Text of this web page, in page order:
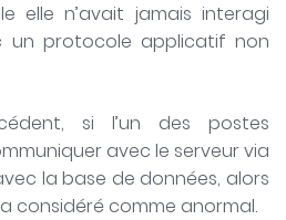
elle n’avait jamais interagi
un protocole applicatif non
si l’un des postes
avec le serveur via
la base de données, alors
considéré comme anormal.